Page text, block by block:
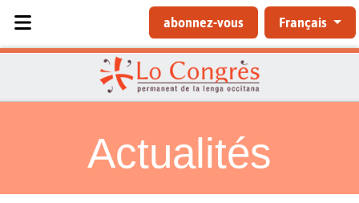
abonnez-vous Français
Actualités